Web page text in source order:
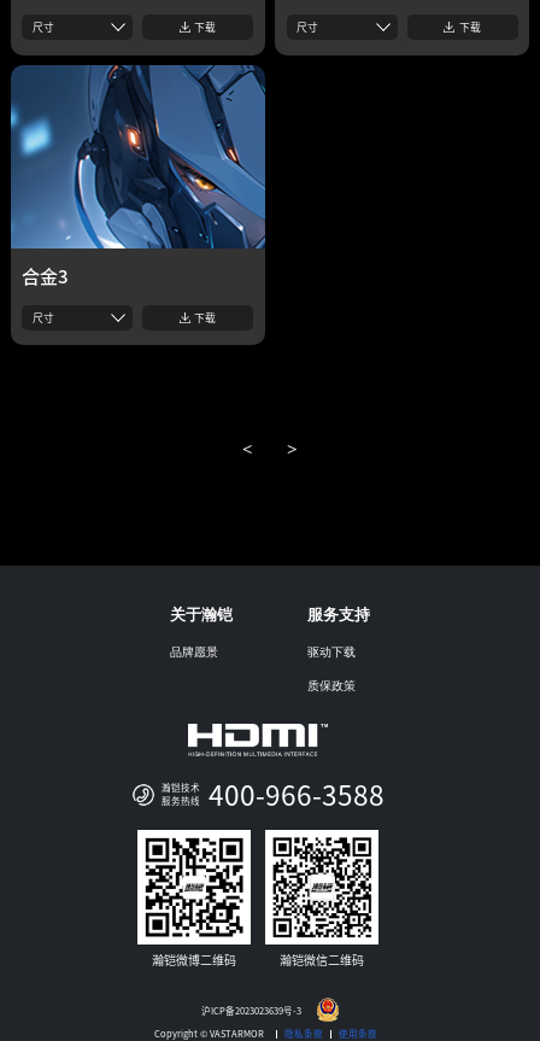
尺寸 下载 尺寸 下载
合金3
尺寸 下载
< >
关于瀚铠
品牌愿景
服务支持
驱动下载
质保政策
瀚铠技术
服务热线
400-966-3588
瀚铠微博二维码 瀚铠微信二维码
沪ICP备2023023639号-3
Copyright © VASTARMOR 隐私条款 使用条款